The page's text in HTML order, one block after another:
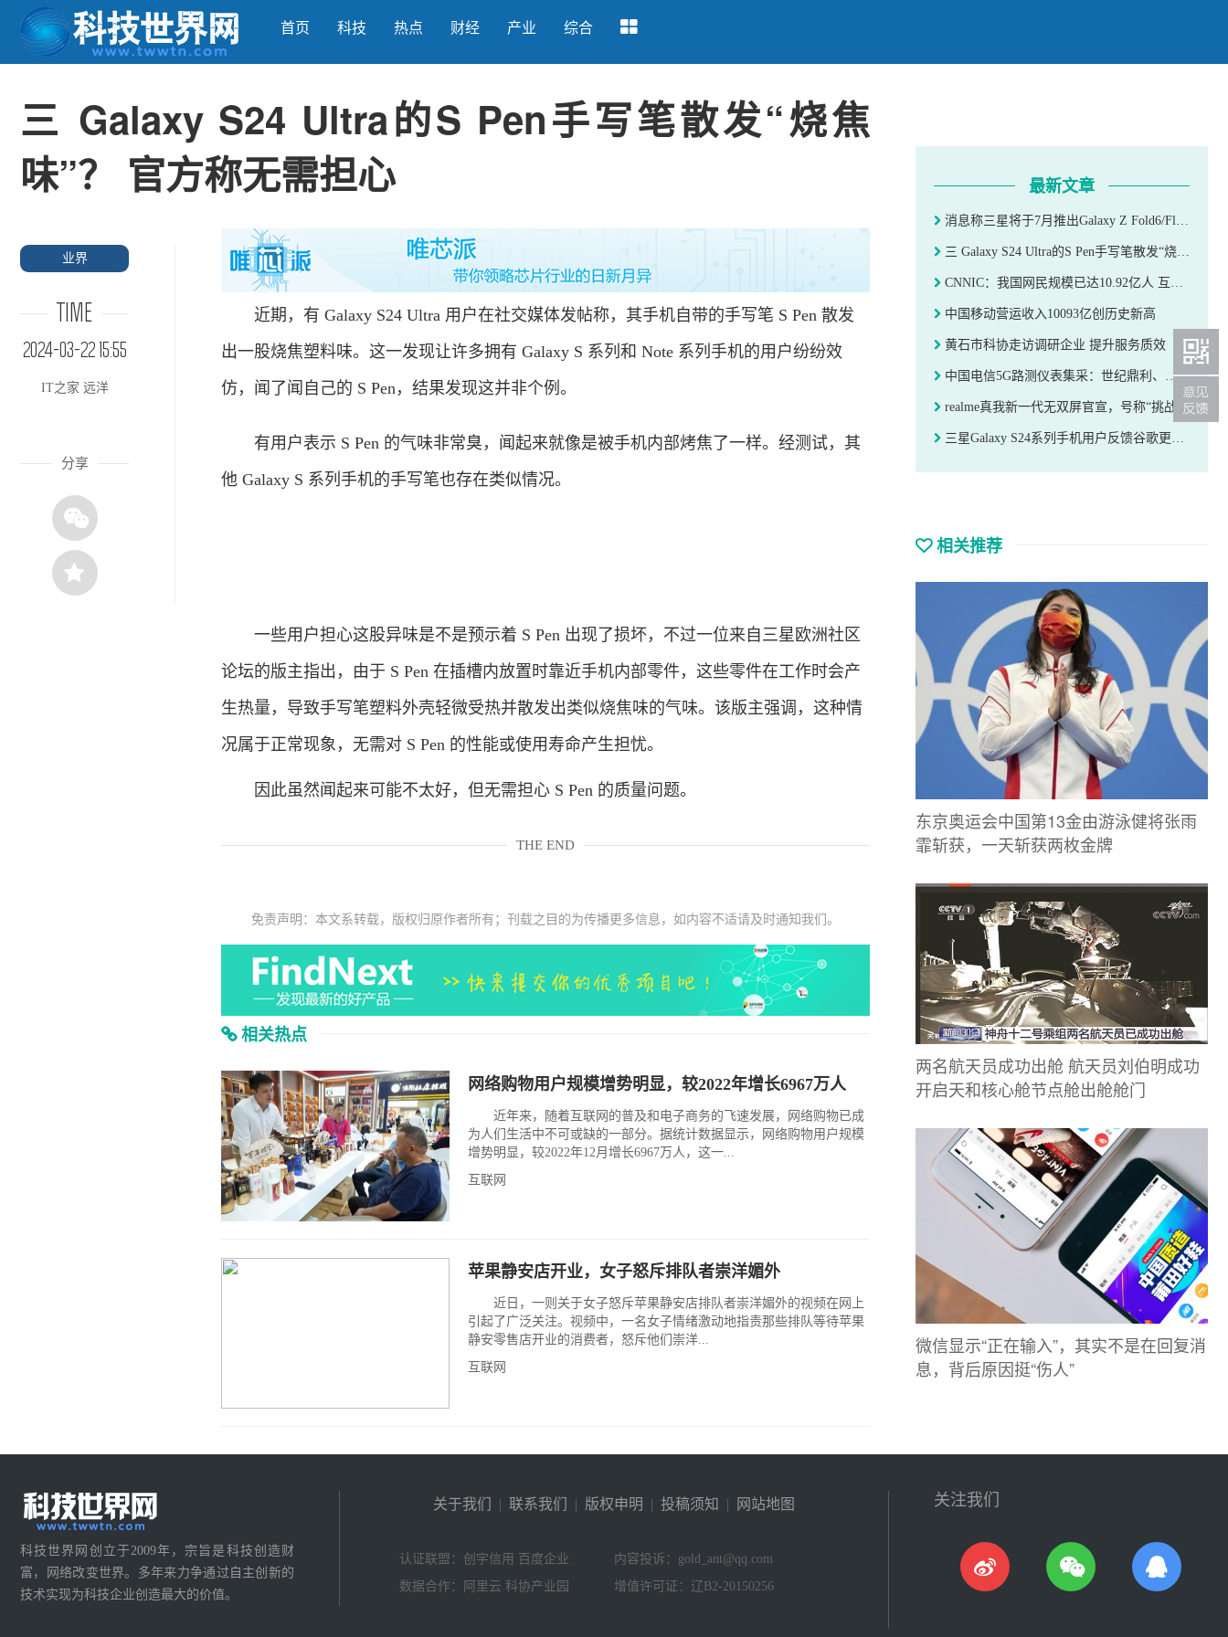
首页 科技 热点 财经 产业 综合
三 Galaxy S24 Ultra的S Pen手写笔散发“烧焦
味”？ 官方称无需担心
业界
TIME
2024-03-22 15:55
IT之家 远洋
分享
近期，有 Galaxy S24 Ultra 用户在社交媒体发帖称，其手机自带的手写笔 S Pen 散发
出一股烧焦塑料味。这一发现让许多拥有 Galaxy S 系列和 Note 系列手机的用户纷纷效
仿，闻了闻自己的 S Pen，结果发现这并非个例。
有用户表示 S Pen 的气味非常臭，闻起来就像是被手机内部烤焦了一样。经测试，其
他 Galaxy S 系列手机的手写笔也存在类似情况。
一些用户担心这股异味是不是预示着 S Pen 出现了损坏，不过一位来自三星欧洲社区
论坛的版主指出，由于 S Pen 在插槽内放置时靠近手机内部零件，这些零件在工作时会产
生热量，导致手写笔塑料外壳轻微受热并散发出类似烧焦味的气味。该版主强调，这种情
况属于正常现象，无需对 S Pen 的性能或使用寿命产生担忧。
因此虽然闻起来可能不太好，但无需担心 S Pen 的质量问题。
THE END
免责声明：本文系转载，版权归原作者所有；刊载之目的为传播更多信息，如内容不适请及时通知我们。
相关热点
网络购物用户规模增势明显，较2022年增长6967万人
近年来，随着互联网的普及和电子商务的飞速发展，网络购物已成
为人们生活中不可或缺的一部分。据统计数据显示，网络购物用户规模
增势明显，较2022年12月增长6967万人，这一...
互联网
苹果静安店开业，女子怒斥排队者崇洋媚外
近日，一则关于女子怒斥苹果静安店排队者崇洋媚外的视频在网上
引起了广泛关注。视频中，一名女子情绪激动地指责那些排队等待苹果
静安零售店开业的消费者，怒斥他们崇洋...
互联网
最新文章
消息称三星将于7月推出Galaxy Z Fold6/Flip6折叠屏新品
三 Galaxy S24 Ultra的S Pen手写笔散发“烧焦味”？ 官方称无需担心
CNNIC：我国网民规模已达10.92亿人 互联网普及率达77.5%
中国移动营运收入10093亿创历史新高
黄石市科协走访调研企业 提升服务质效
中国电信5G路测仪表集采：世纪鼎利、万思维、华虎兄弟三家瓜分
realme真我新一代无双屏官宣，号称“挑战屏幕体验的行业上限”
三星Galaxy S24系列手机用户反馈谷歌更新导致无法使用“圈选即搜”功能
相关推荐
东京奥运会中国第13金由游泳健将张雨
霏斩获，一天斩获两枚金牌
两名航天员成功出舱 航天员刘伯明成功
开启天和核心舱节点舱出舱舱门
微信显示“正在输入”，其实不是在回复消
息，背后原因挺“伤人”
科技世界网创立于2009年，宗旨是科技创造财
富，网络改变世界。多年来力争通过自主创新的
技术实现为科技企业创造最大的价值。
关于我们 | 联系我们 | 版权申明 | 投稿须知 | 网站地图
认证联盟：创宇信用 百度企业
内容投诉：gold_ant@qq.com
数据合作：阿里云 科协产业园
增值许可证：辽B2-20150256
关注我们